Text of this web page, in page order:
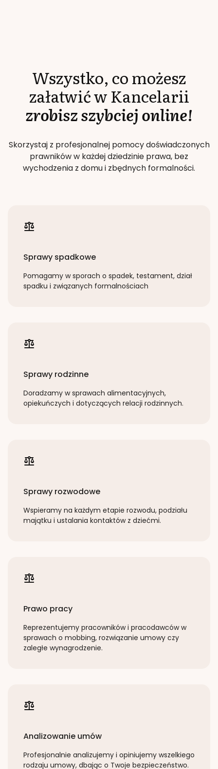
Wszystko, co możesz
załatwić w Kancelarii
zrobisz szybciej online!
Skorzystaj z profesjonalnej pomocy doświadczonych
prawników w każdej dziedzinie prawa, bez
wychodzenia z domu i zbędnych formalności.
Sprawy spadkowe
Pomagamy w sporach o spadek, testament, dział
spadku i związanych formalnościach
Sprawy rodzinne
Doradzamy w sprawach alimentacyjnych,
opiekuńczych i dotyczących relacji rodzinnych.
Sprawy rozwodowe
Wspieramy na każdym etapie rozwodu, podziału
majątku i ustalania kontaktów z dziećmi.
Prawo pracy
Reprezentujemy pracowników i pracodawców w
sprawach o mobbing, rozwiązanie umowy czy
zaległe wynagrodzenie.
Analizowanie umów
Profesjonalnie analizujemy i opiniujemy wszelkiego
rodzaju umowy, dbając o Twoje bezpieczeństwo.